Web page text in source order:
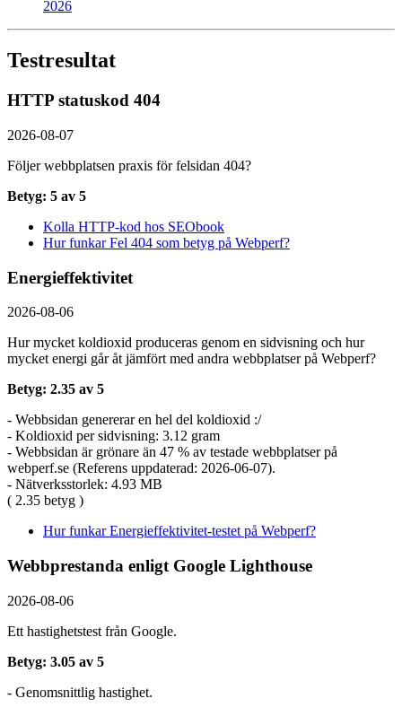
2026
Testresultat
HTTP statuskod 404
2026-08-07
Följer webbplatsen praxis för felsidan 404?
Betyg: 5 av 5
Kolla HTTP-kod hos SEObook
Hur funkar Fel 404 som betyg på Webperf?
Energieffektivitet
2026-08-06
Hur mycket koldioxid produceras genom en sidvisning och hur
mycket energi går åt jämfört med andra webbplatser på Webperf?
Betyg: 2.35 av 5
- Webbsidan genererar en hel del koldioxid :/
- Koldioxid per sidvisning: 3.12 gram
- Webbsidan är grönare än 47 % av testade webbplatser på
webperf.se (Referens uppdaterad: 2026-06-07).
- Nätverksstorlek: 4.93 MB
( 2.35 betyg )
Hur funkar Energieffektivitet-testet på Webperf?
Webbprestanda enligt Google Lighthouse
2026-08-06
Ett hastighetstest från Google.
Betyg: 3.05 av 5
- Genomsnittlig hastighet.